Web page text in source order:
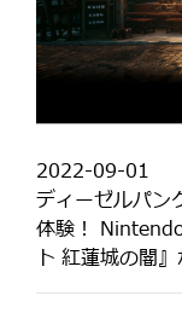
2022-09-01
ディーゼルパン
体験！
ト 紅蓮城の闇